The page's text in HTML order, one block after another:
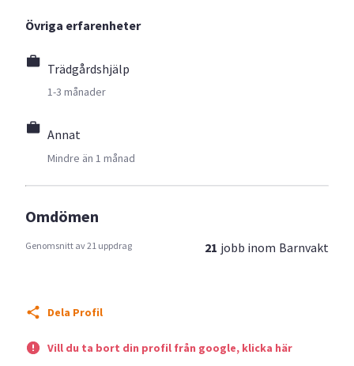
Övriga erfarenheter
Trädgårdshjälp
1-3 månader
Annat
Mindre än 1 månad
Omdömen
Genomsnitt av 21 uppdrag 21 jobb inom Barnvakt
Dela Profil
Vill du ta bort din profil från google, klicka här